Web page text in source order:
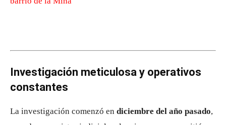
Investigación meticulosa y operativos
constantes
La investigación comenzó en diciembre del año pasado,